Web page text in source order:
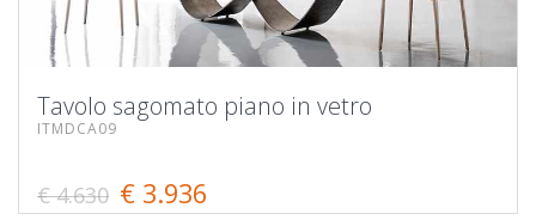
Tavolo sagomato piano in vetro
ITMDCA09
€ 4.630 € 3.936